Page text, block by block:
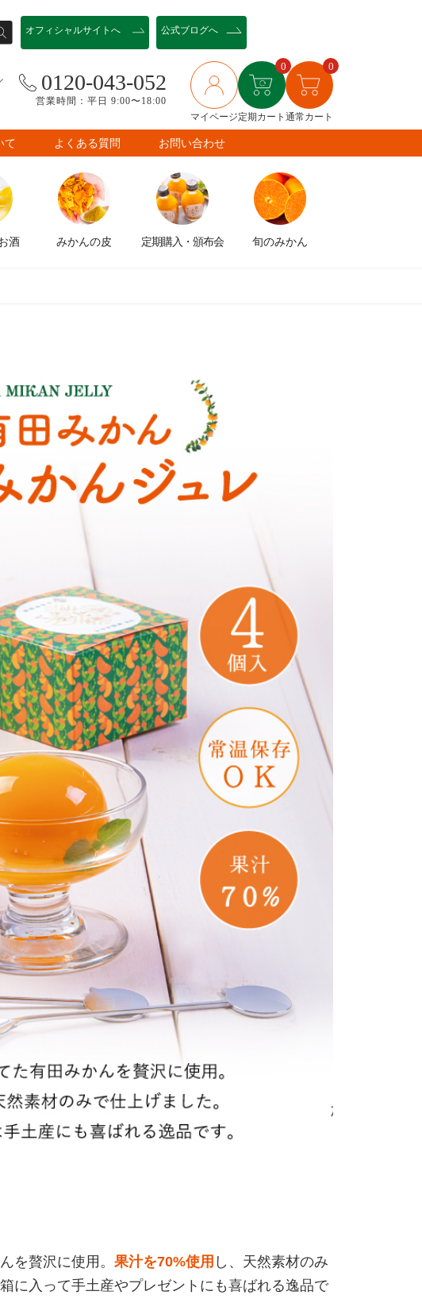
オフィシャルサイトへ 公式ブログへ
0120-043-052
営業時間：平日 9:00〜18:00
マイページ
0
定期カート
0
通常カート
て よくある質問 お問い合わせ
酒 みかんの皮 定期購入 ・頒布会 旬のみかん
を贅沢に使用。果汁を70%使用 し、天然素材のみ
に入って手土産やプレゼントにも喜ばれる逸品で